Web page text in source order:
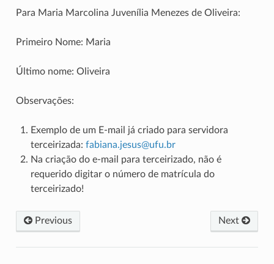
Para Maria Marcolina Juvenília Menezes de Oliveira:
Primeiro Nome: Maria
Último nome: Oliveira
Observações:
Exemplo de um E-mail já criado para servidora
terceirizada: fabiana.jesus@ufu.br
Na criação do e-mail para terceirizado, não é
requerido digitar o número de matrícula do
terceirizado!
Previous Next